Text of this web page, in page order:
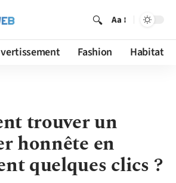
Aa
Fashion Habitat
trouver un
honnête en
quelques clics ?